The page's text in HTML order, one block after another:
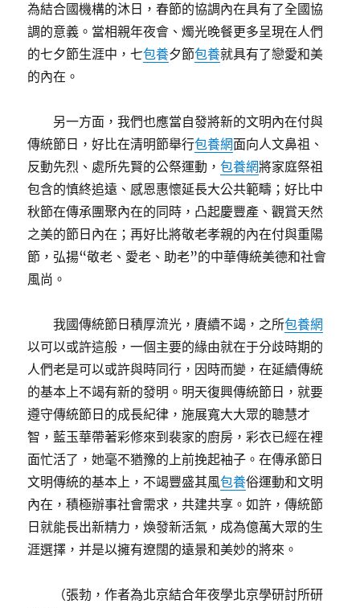
為結合國機構的沐日，春節的協調內在具有了全國協
調的意義。當相親年夜會、燭光晚餐更多呈現在人們
的七夕節生涯中，七包養夕節包養就具有了戀愛和美
的內在。
另一方面，我們也應當自發將新的文明內在付與
傳統節日，好比在清明節舉行包養網面向人文鼻祖、
反動先烈、處所先賢的公祭運動，包養網將家庭祭祖
包含的慎終追遠、感恩惠懷延長大公共範疇；好比中
秋節在傳承團聚內在的同時，凸起慶豐產、觀賞天然
之美的節日內在；再好比將敬老孝親的內在付與重陽
節，弘揚“敬老、愛老、助老”的中華傳統美德和社會
風尚。
我國傳統節日積厚流光，賡續不竭，之所包養網
以可以或許這般，一個主要的緣由就在于分歧時期的
人們老是可以或許與時同行，因時而變，在延續傳統
的基本上不竭有新的發明。明天復興傳統節日，就要
遵守傳統節日的成長紀律，施展寬大大眾的聰慧才
智，藍玉華帶著彩修來到裴家的廚房，彩衣已經在裡
面忙活了，她毫不猶豫的上前挽起袖子。在傳承節日
文明傳統的基本上，不竭豐盛其風包養俗運動和文明
內在，積極辦事社會需求，共建共享。如許，傳統節
日就能長出新精力，煥發新活氣，成為億萬大眾的生
涯選擇，并是以擁有遼闊的遠景和美妙的將來。
（張勃，作者為北京結合年夜學北京學研討所研